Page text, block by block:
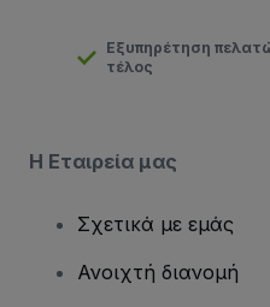
Εξυπηρέτηση
τέλος
Η Εταιρεία μας
Σχετικά με εμάς
Ανοιχτή διανομή